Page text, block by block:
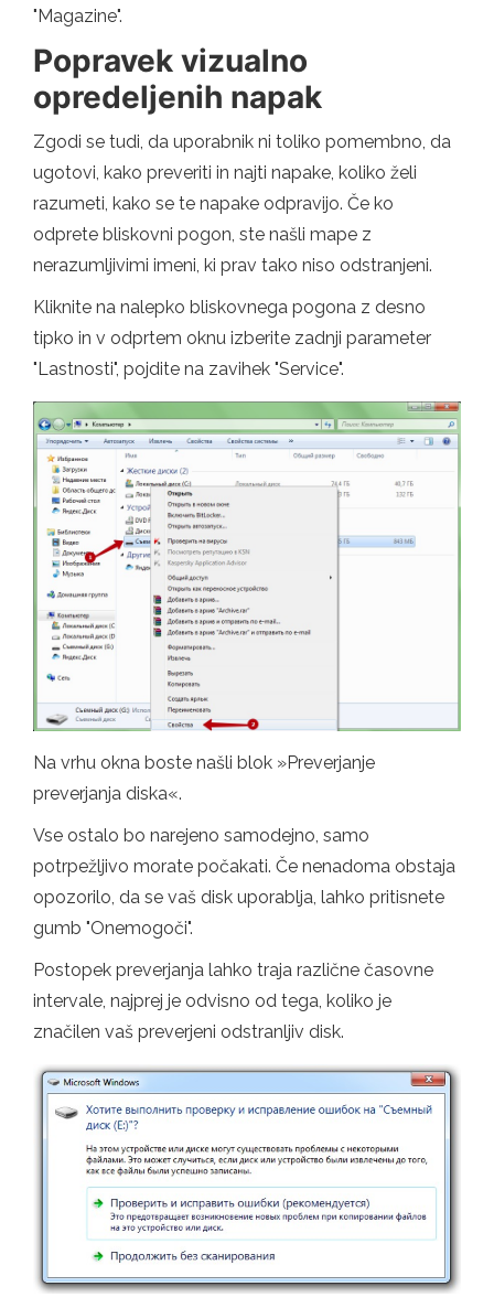
"Magazine".
Popravek vizualno
opredeljenih napak
Zgodi se tudi, da uporabnik ni toliko pomembno, da
ugotovi, kako preveriti in najti napake, koliko želi
razumeti, kako se te napake odpravijo. Če ko
odprete bliskovni pogon, ste našli mape z
nerazumljivimi imeni, ki prav tako niso odstranjeni.
Kliknite na nalepko bliskovnega pogona z desno
tipko in v odprtem oknu izberite zadnji parameter
"Lastnosti", pojdite na zavihek "Service".
Na vrhu okna boste našli blok »Preverjanje
preverjanja diska«.
Vse ostalo bo narejeno samodejno, samo
potrpežljivo morate počakati. Če nenadoma obstaja
opozorilo, da se vaš disk uporablja, lahko pritisnete
gumb "Onemogoči".
Postopek preverjanja lahko traja različne časovne
intervale, najprej je odvisno od tega, koliko je
značilen vaš preverjeni odstranljiv disk.